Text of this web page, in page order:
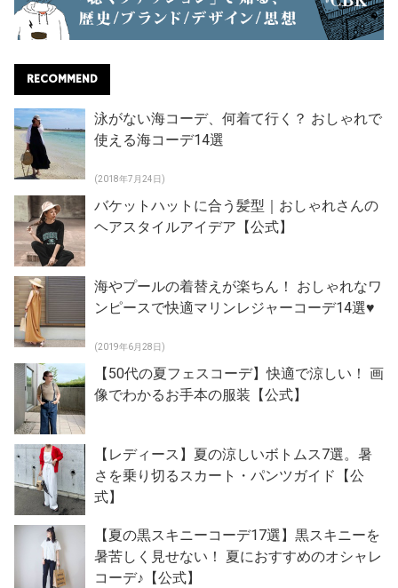
RECOMMEND
泳がない海コーデ、何着て行く？ おしゃれで
使える海コーデ14選
(2018年7月24日)
バケットハットに合う髪型｜おしゃれさんの
ヘアスタイルアイデア【公式】
海やプールの着替えが楽ちん！ おしゃれなワ
ンピースで快適マリンレジャーコーデ14選♥
(2019年6月28日)
【50代の夏フェスコーデ】快適で涼しい！ 画
像でわかるお手本の服装【公式】
【レディース】夏の涼しいボトムス7選。暑
さを乗り切るスカート・パンツガイド【公
式】
【夏の黒スキニーコーデ17選】黒スキニーを
暑苦しく見せない！ 夏におすすめのオシャレ
コーデ♪【公式】